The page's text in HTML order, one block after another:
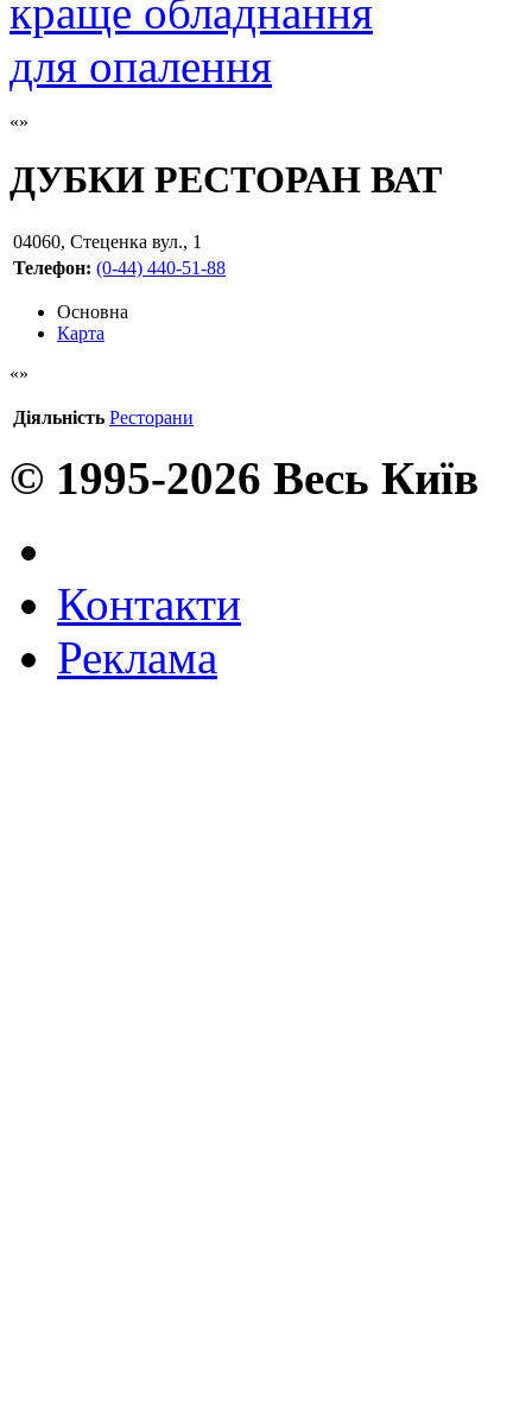
ДУБКИ РЕСТОРАН ВАТ
04060, Стеценка вул., 1
Телефон: (0-44) 440-51-88
Основна
Карта
Діяльність Ресторани
© 1995-2026 Весь Київ
Контакти
Реклама